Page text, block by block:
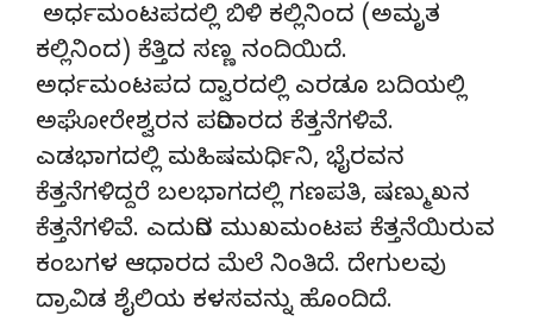
ಅರ್ಧಮಂಟಪದಲ್ಲಿ ಬಿಳಿ ಕಲ್ಲಿನಿಂದ (ಅಮೃತ
ಕಲ್ಲಿನಿಂದ) ಕೆತ್ತಿದ ಸಣ್ಣ ನಂದಿಯಿದೆ.
ಅರ್ಧಮಂಟಪದ ದ್ವಾರದಲ್ಲಿ ಎರಡೂ ಬದಿಯಲ್ಲಿ
ಅಘೋರೇಶ್ವರನ ಪರಿವಾರದ ಕೆತ್ತನೆಗಳಿವೆ.
ಎಡಭಾಗದಲ್ಲಿ ಮಹಿಷಮರ್ಧಿನಿ, ಭೈರವನ
ಕೆತ್ತನೆಗಳಿದ್ದರೆ ಬಲಭಾಗದಲ್ಲಿ ಗಣಪತಿ, ಷಣ್ಮುಖನ
ಕೆತ್ತನೆಗಳಿವೆ. ಎದುರಿನ ಮುಖಮಂಟಪ ಕೆತ್ತನೆಯಿರುವ
ಕಂಬಗಳ ಆಧಾರದ ಮೆಲೆ ನಿಂತಿದೆ. ದೇಗುಲವು
ದ್ರಾವಿಡ ಶೈಲಿಯ ಕಳಸವನ್ನು ಹೊಂದಿದೆ.